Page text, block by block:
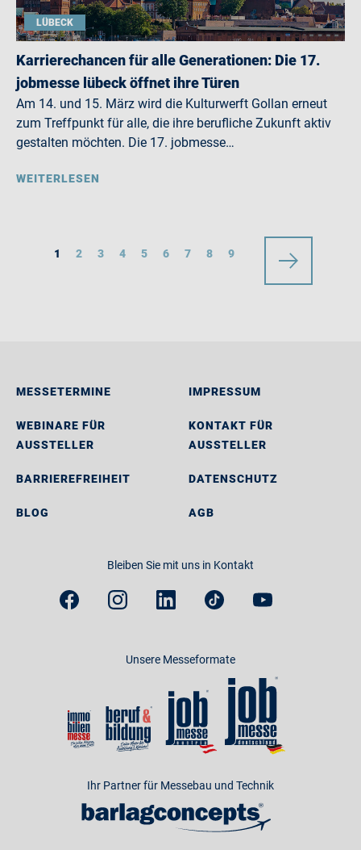
LÜBECK
Karrierechancen für alle Generationen: Die 17.
jobmesse lübeck öffnet ihre Türen
Am 14. und 15. März wird die Kulturwerft Gollan erneut
zum Treffpunkt für alle, die ihre berufliche Zukunft aktiv
gestalten möchten. Die 17. jobmesse…
WEITERLESEN
1 2 3 4 5 6 7 8 9
MESSETERMINE
WEBINARE FÜR
AUSSTELLER
BARRIEREFREIHEIT
BLOG
IMPRESSUM
KONTAKT FÜR
AUSSTELLER
DATENSCHUTZ
AGB
Bleiben Sie mit uns in Kontakt
Unsere Messeformate
Ihr Partner für Messebau und Technik